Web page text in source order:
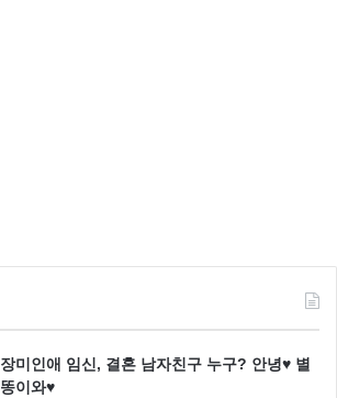
장미인애 임신, 결혼 남자친구 누구? 안녕♥ 별
똥이와♥